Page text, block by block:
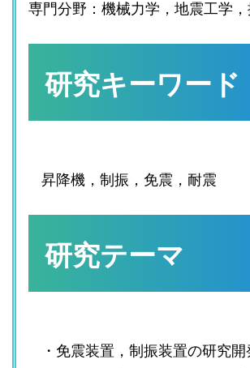
専門分野：機械力学，地震工学
研究キーワード
昇降機，制振，免震，耐震
研究テーマ
・免震装置，制振装置の研究開